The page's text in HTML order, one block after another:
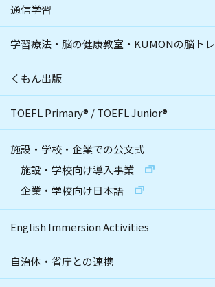
通信学習
学習療法・脳の健康教室・KUMONの脳トレ
くもん出版
TOEFL Primary® /TOEFL Junior®
施設・学校・企業での公文式
施設・学校向け導入事業
企業・学校向け日本語
English Immersion Activities
自治体・省庁との連携